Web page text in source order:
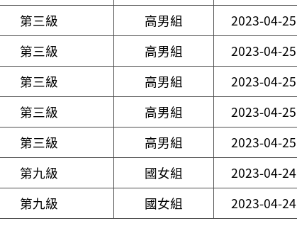
第三級 高男組 2023-04-25
第三級 高男組 2023-04-25
第三級 高男組 2023-04-25
第三級 高男組 2023-04-25
第三級 高男組 2023-04-25
第九級 國女組 2023-04-24
第九級 國女組 2023-04-24